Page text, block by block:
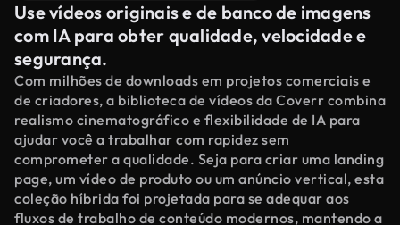
Use vídeos originais e de banco de imagens
com IA para obter qualidade, velocidade e
segurança.
Com milhões de downloads em projetos comerciais e
de criadores, a biblioteca de vídeos da Coverr combina
realismo cinematográfico e flexibilidade de IA para
ajudar você a trabalhar com rapidez sem
comprometer a qualidade. Seja para criar uma landing
page, um vídeo de produto ou um anúncio vertical, esta
coleção híbrida foi projetada para se adequar aos
fluxos de trabalho de conteúdo modernos, mantendo a